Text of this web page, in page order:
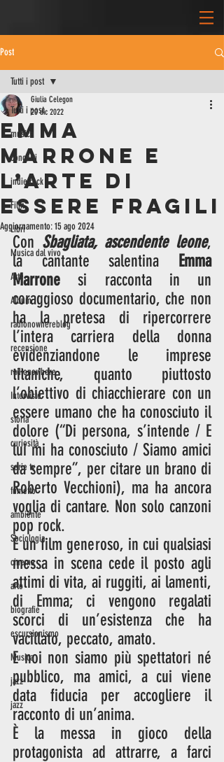
Post
Tutti i post
musica
concerti
indie rock
Film
Libri
Musica dal vivo
Arte
Album
radionowhereblog
recensione
radionowhere
Interviste
storia
curiosità
serie tv
fumetto
ambiente
Sociologia
cinema
arte
biografie
escursionismo
Musica
jazz
jazz
Tutti i post
Emma
Marrone e
l’arte di
essere fragili
Giulia Celegon
20 dic 2022
Aggiornamento:15 ago 2024
Con Sbagliata, ascendente leone,
la cantante salentina
Emma
Marrone si racconta in un
coraggioso documentario, che non
ha la pretesa di ripercorrere
l’intera carriera della donna
evidenziandone le imprese
titaniche, quanto piuttosto
l’obiettivo di chiacchierare con un
essere umano che ha conosciuto il
dolore (“Di persona, s’intende / E
lui mi ha conosciuto / Siamo amici
da sempre”, per citare un brano di
Roberto Vecchioni), ma ha ancora
voglia di cantare. Non solo canzoni
pop rock.
È un film generoso, in cui qualsiasi
messa in scena cede il posto agli
attimi di vita, ai ruggiti, ai lamenti,
di Emma; ci vengono regalati
scorci di un’esistenza che ha
vacillato, peccato, amato.
E noi non siamo più spettatori né
pubblico, ma amici, a cui viene
data fiducia per accogliere il
racconto di un’anima.
È la messa in gioco della
protagonista ad attrarre, a farci